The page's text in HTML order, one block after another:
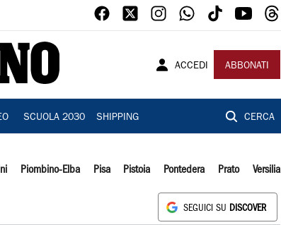
ACCEDI ABBONATI
SCUOLA 2030 SHIPPING CERCA
Piombino-Elba Pisa Pistoia Pontedera Prato Versilia
SEGUICI SU DISCOVER